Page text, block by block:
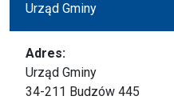
Urząd Gminy
Adres:
Urząd Gminy
34-211 Budzów 445